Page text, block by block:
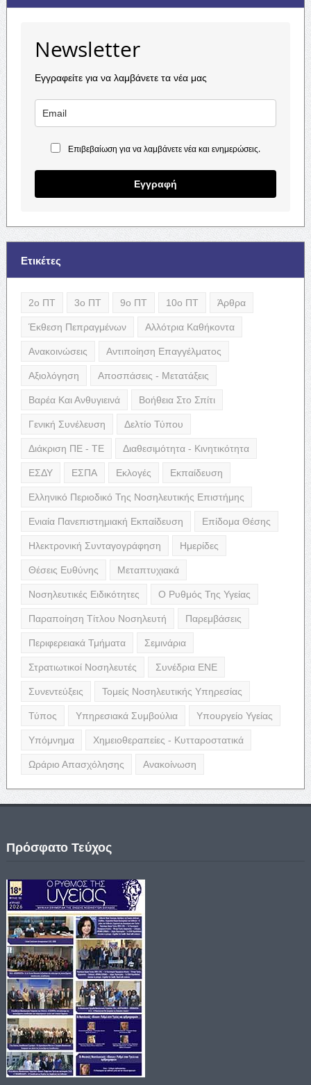
Newsletter
Εγγραφείτε για να λαμβάνετε τα νέα μας
Επιβεβαίωση για να λαμβάνετε νέα και ενημερώσεις.
Εγγραφή
Ετικέτες
2ο ΠΤ 3ο ΠΤ 9ο ΠΤ 10ο ΠΤ Άρθρα
Έκθεση Πεπραγμένων Αλλότρια Καθήκοντα
Ανακοινώσεις Αντιποίηση Επαγγέλματος
Αξιολόγηση Αποσπάσεις - Μετατάξεις
Βαρέα Και Ανθυγιεινά Βοήθεια Στο Σπίτι
Γενική Συνέλευση Δελτίο Τύπου
Διάκριση ΠΕ - ΤΕ Διαθεσιμότητα - Κινητικότητα
ΕΣΔΥ ΕΣΠΑ Εκλογές Εκπαίδευση
Ελληνικό Περιοδικό Της Νοσηλευτικής Επιστήμης
Ενιαία Πανεπιστημιακή Εκπαίδευση Επίδομα Θέσης
Ηλεκτρονική Συνταγογράφηση Ημερίδες
Θέσεις Ευθύνης Μεταπτυχιακά
Νοσηλευτικές Ειδικότητες Ο Ρυθμός Της Υγείας
Παραποίηση Τίτλου Νοσηλευτή Παρεμβάσεις
Περιφερειακά Τμήματα Σεμινάρια
Στρατιωτικοί Νοσηλευτές Συνέδρια ΕΝΕ
Συνεντεύξεις Τομείς Νοσηλευτικής Υπηρεσίας
Τύπος Υπηρεσιακά Συμβούλια Υπουργείο Υγείας
Υπόμνημα Χημειοθεραπείες - Κυτταροστατικά
Ωράριο Απασχόλησης Ανακοίνωση
Πρόσφατο Τεύχος